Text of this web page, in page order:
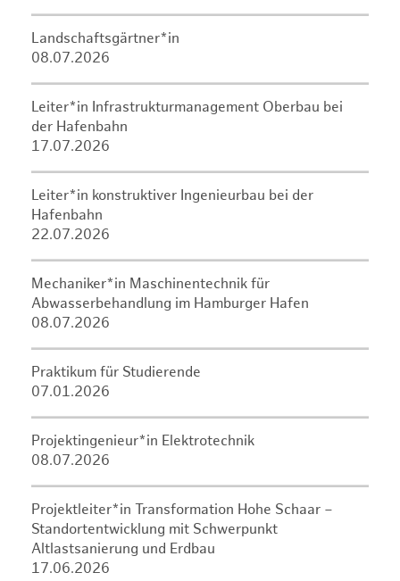
Landschaftsgärtner*in
08.07.2026
Leiter*in Infrastrukturmanagement Oberbau bei
der Hafenbahn
17.07.2026
Leiter*in konstruktiver Ingenieurbau bei der
Hafenbahn
22.07.2026
Mechaniker*in Maschinentechnik für
Abwasserbehandlung im Hamburger Hafen
08.07.2026
Praktikum für Studierende
07.01.2026
Projektingenieur*in Elektrotechnik
08.07.2026
Projektleiter*in Transformation Hohe Schaar –
Standortentwicklung mit Schwerpunkt
Altlastsanierung und Erdbau
17.06.2026